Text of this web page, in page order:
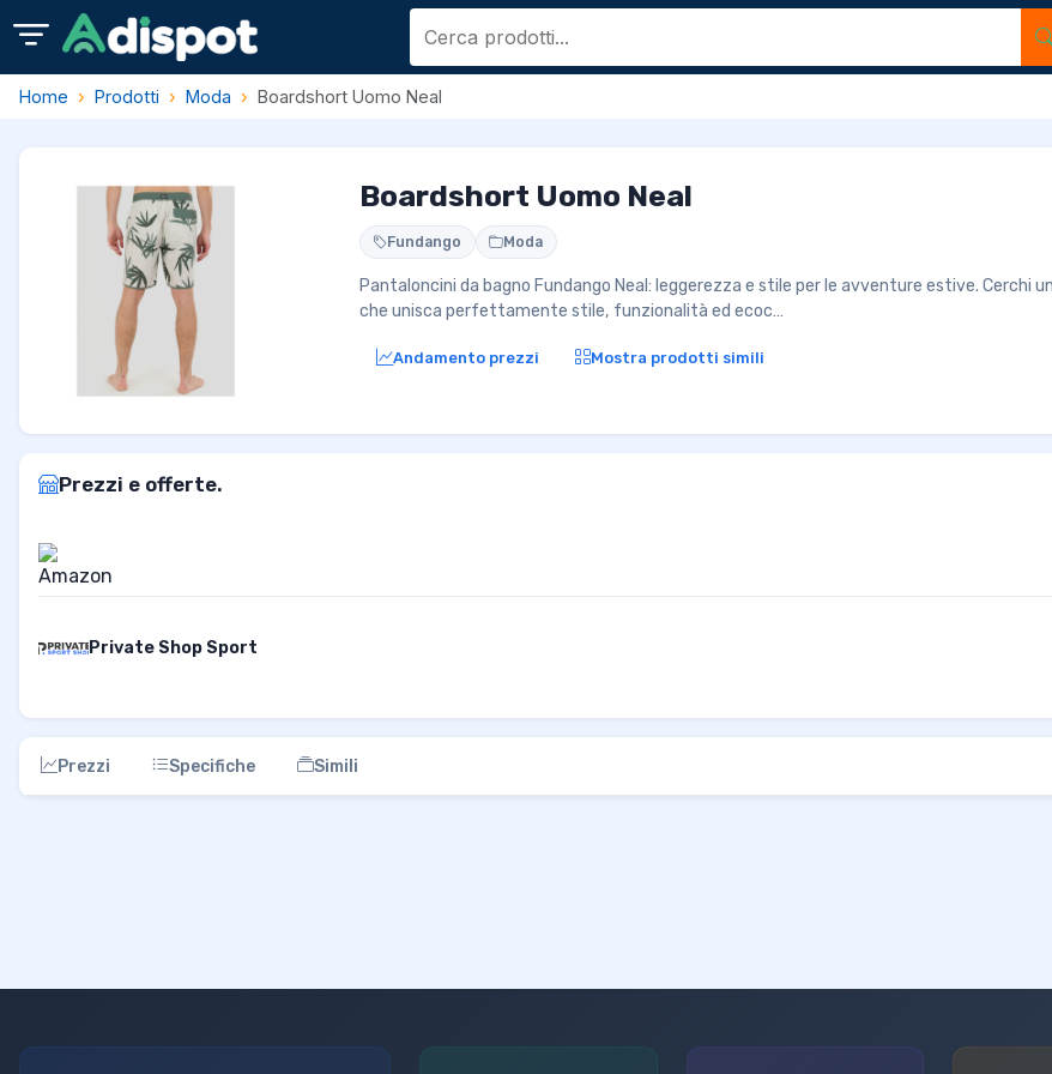
Home Prodotti Moda Boardshort Uomo Neal
Boardshort Uomo Neal
Fundango Moda
Pantaloncini da bagno Fundango Neal: leggerezza e stile per le avventure estive. Cerchi
che unisca perfettamente stile, funzionalità ed ecoc…
Andamento prezzi Mostra prodotti simili
Prezzi e offerte.
Private Shop Sport
Prezzi Specifiche Simili